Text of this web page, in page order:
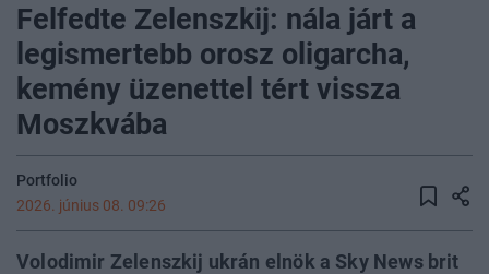
Felfedte Zelenszkij: nála járt a
legismertebb orosz oligarcha,
kemény üzenettel tért vissza
Moszkvába
Portfolio
2026. június 08. 09:26
Volodimir Zelenszkij ukrán elnök a Sky News brit